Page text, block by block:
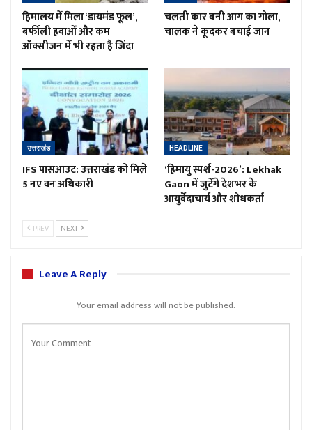
हिमालय में मिला ‘डायमंड फूल’,
बर्फीली हवाओं और कम
ऑक्सीजन में भी रहता है जिंदा
चलती कार बनी आग का गोला,
चालक ने कूदकर बचाई जान
उत्तराखंड
IFS पासआउट: उत्तराखंड को मिले
5 नए वन अधिकारी
HEADLINE
‘हिमायु स्पर्श-2026’: Lekhak
Gaon में जुटेंगे देशभर के
आयुर्वेदाचार्य और शोधकर्ता
PREV NEXT
Leave A Reply
Your email address will not be published.